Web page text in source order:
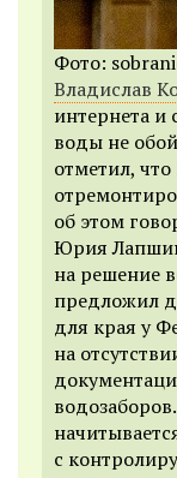
Фото:
Владислав
интернета и
воды не
отметил,
об этом
Юрия
на решение
предложил
для края у
на
с